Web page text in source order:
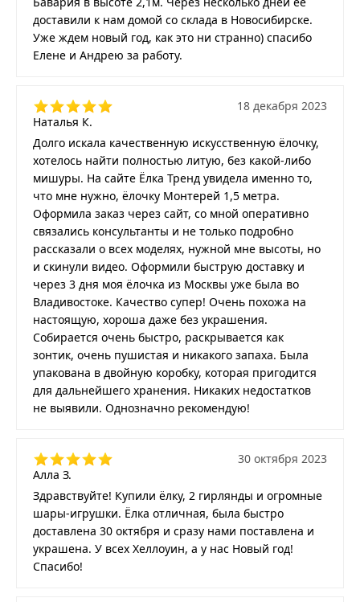
доставили к нам домой со склада в Новосибирске.
Уже ждем новый год, как это ни странно) спасибо
Елене и Андрею за работу.
Наталья К.
18 декабря 2023
Долго искала качественную искусственную ёлочку,
хотелось найти полностью литую, без какой-либо
мишуры. На сайте Ёлка Тренд увидела именно то,
что мне нужно, ёлочку Монтерей 1,5 метра.
Оформила заказ через сайт, со мной оперативно
связались консультанты и не только подробно
рассказали о всех моделях, нужной мне высоты, но
и скинули видео. Оформили быструю доставку и
через 3 дня моя ёлочка из Москвы уже была во
Владивостоке. Качество супер! Очень похожа на
настоящую, хороша даже без украшения.
Собирается очень быстро, раскрывается как
зонтик, очень пушистая и никакого запаха. Была
упакована в двойную коробку, которая пригодится
для дальнейшего хранения. Никаких недостатков
не выявили. Однозначно рекомендую!
Алла З.
30 октября 2023
Здравствуйте! Купили ёлку, 2 гирлянды и огромные
шары-игрушки. Ёлка отличная, была быстро
доставлена 30 октября и сразу нами поставлена и
украшена. У всех Хеллоуин, а у нас Новый год!
Спасибо!